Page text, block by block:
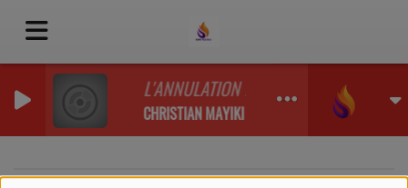
L'ANNULATION DES DECRETS DE LA
CHRISTIAN MAYIKI